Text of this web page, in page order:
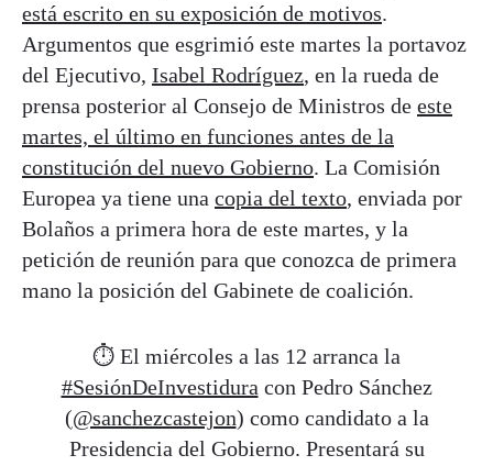
está escrito en su exposición de motivos.
Argumentos que esgrimió este martes la portavoz
del Ejecutivo, Isabel Rodríguez, en la rueda de
prensa posterior al Consejo de Ministros de este
martes, el último en funciones antes de la
constitución del nuevo Gobierno. La Comisión
Europea ya tiene una copia del texto, enviada por
Bolaños a primera hora de este martes, y la
petición de reunión para que conozca de primera
mano la posición del Gabinete de coalición.
⏱️ El miércoles a las 12 arranca la
#SesiónDeInvestidura con Pedro Sánchez
(@sanchezcastejon) como candidato a la
Presidencia del Gobierno. Presentará su